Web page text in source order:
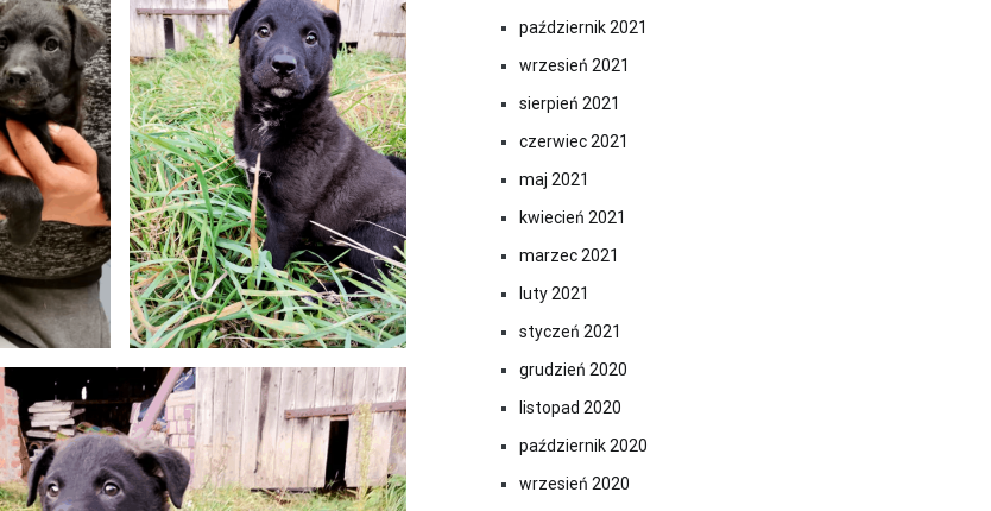
październik 2021
wrzesień 2021
sierpień 2021
czerwiec 2021
maj 2021
kwiecień 2021
marzec 2021
luty 2021
styczeń 2021
grudzień 2020
listopad 2020
październik 2020
wrzesień 2020